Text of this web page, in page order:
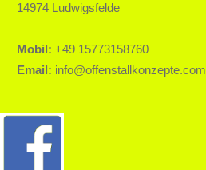
14974 Ludwigsfelde
Mobil: +49 15773158760
Email: info@offenstallkonzepte.com